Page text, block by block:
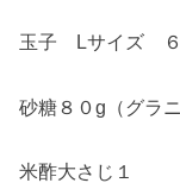
玉子 Lサイズ ６
砂糖８０g（グラ
米酢大さじ１